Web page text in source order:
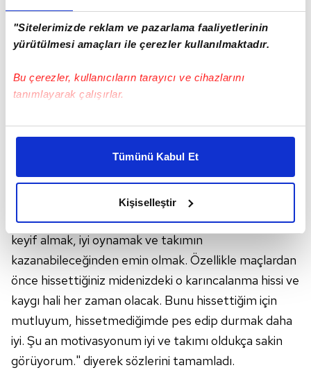
"Sitelerimizde reklam ve pazarlama faaliyetlerinin
yürütülmesi amaçları ile çerezler kullanılmaktadır.
Bu çerezler, kullanıcıların tarayıcı ve cihazlarını
tanımlayarak çalışırlar.
Bu çerezlere izin vermeniz halinde sizlere özel
daha iyi reklam deneyimi yaşatabiliriz. Bunu yaparken
amacımızın size daha iyi bir reklam deneyimi sunmak
elimizden gelen çabayı gösterdiğimizi ve bu noktada,
kalemimiz olduğunu sizlere hatırlatmak isteriz.
Her halükârda, kullanıcılar, bu çerezlere izin vermedikleri
takdirde, kullanıcılara hedefli reklamlar
gösterilmeyecektir."
Sizlere daha iyi bir hizmet sunabilmek için İnternet
Sitemizde kendimize ve üçüncü kişilere ait çerezler
Tümünü Kabul Et
Kişiselleştir
Kariyerinde 6. kez Avrupa Şampiyonası'nda forma
hazırlanan tecrübeli futbolcu, "Önemli olan
turnuvaya iyi bir başlangıç yapabilmek. Kendimi hazır
hissediyorum. Futbolu seviyorum, rekorlar bir amaç
değil, sonuçtur. Doğal olarak ortaya çıkarlar. Bu 6.
turnuvam olacak. En önemlisi, bundan en iyi şekilde
keyif almak, iyi oynamak ve takımın
kazanabileceğinden emin olmak. Özellikle maçlardan
önce hissettiğiniz midenizdeki o karıncalanma hissi ve
kaygı hali her zaman olacak. Bunu hissettiğim için
mutluyum, hissetmediğimde pes edip durmak daha
iyi. Şu an motivasyonum iyi ve takımı oldukça sakin
görüyorum." diyerek sözlerini tamamladı.